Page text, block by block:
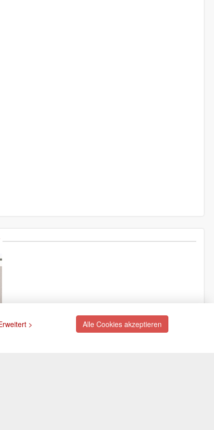
> Alle Cookies akzeptieren